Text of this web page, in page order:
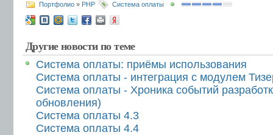
Портфолио » PHP Система оплаты
Другие новости по теме
Система оплаты: приёмы использования
Система оплаты - интеграция с модулем
Система оплаты - Хроника событий
обновления)
Система оплаты 4.3
Система оплаты 4.4